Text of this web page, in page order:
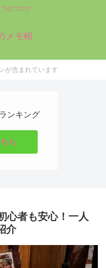
のブログ
メモ帳
が含まれています
ンキング
ら
心者も安心！一人
介